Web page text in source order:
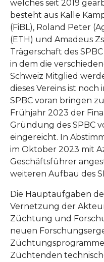
welches seit 2019
besteht aus Kalle
(FiBL), Roland Peter
(ETH) und Amadeus
Trägerschaft des
in dem die
Schweiz Mitglied
dieses Vereins ist
SPBC voran bringen
Frühjahr 2023 der
Gründung des SPBC
eingereicht. In
im Oktober 2023 mit
Geschäftsführer
weiteren Aufbau des
Die Hauptaufgaben
Vernetzung der
Züchtung und
neuen
Züchtenden